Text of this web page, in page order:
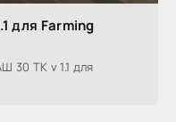
для Farming
30 ТК v 1.1 для